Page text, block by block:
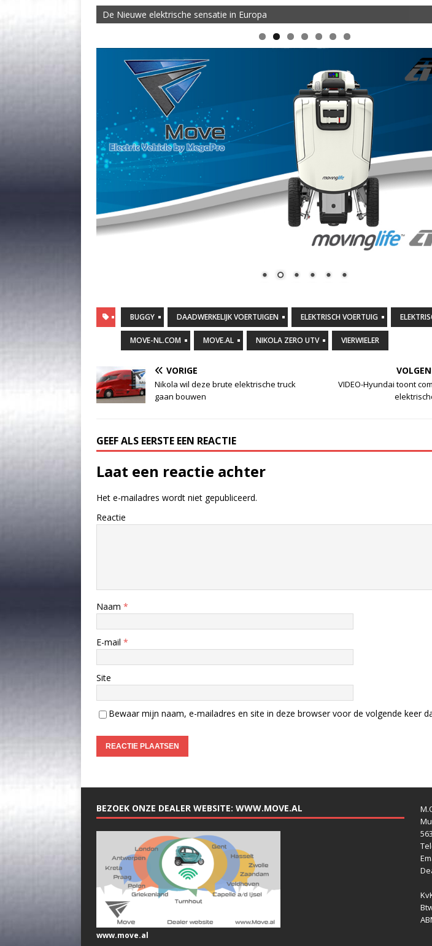
De Nieuwe elektrische sensatie in Europa
BUGGY DAADWERKELIJK VOERTUIGEN ELEKTRISCH VOERTUIG
MOVE-NL.COM MOVE.AL NIKOLA ZERO UTV VIERWIELER
VORIGE
Nikola wil deze brute elektrische truck
gaan bouwen
VIDEO-Hyundai toont
GEEF ALS EERSTE EEN REACTIE
Laat een reactie achter
Het e-mailadres wordt niet gepubliceerd.
Reactie
Naam *
E-mail *
Site
Bewaar mijn naam, e-mailadres en site in deze browser voor de volgende keer
BEZOEK ONZE DEALER WEBSITE: WWW.MOVE.AL
www.move.al